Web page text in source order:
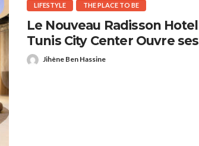
LIFESTYLE THE PLACE TO BE
Le Nouveau Radisson Hotel
Tunis City Center Ouvre ses
Portes
Jihène Ben Hassine